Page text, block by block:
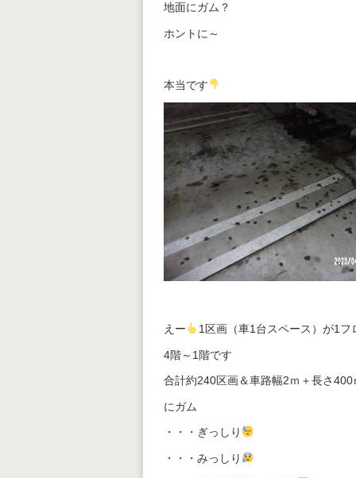
地面にガム？
ホントに～
本当です
えー 1区画（車1台スペース）が1
4階～1階です
合計約240区画＆車路幅2ｍ＋長さ400
にガム
・・・ぎっしり
・・・みっしり